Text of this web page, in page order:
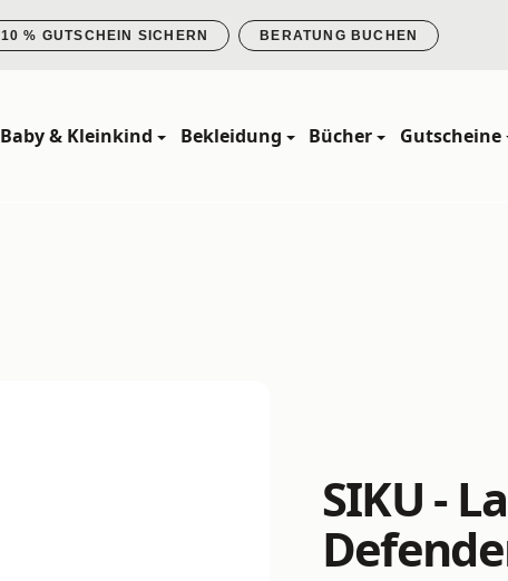
10 % GUTSCHEIN SICHERN BERATUNG BUCHEN
Baby & Kleinkind Bekleidung Bücher Gutscheine
SIKU -